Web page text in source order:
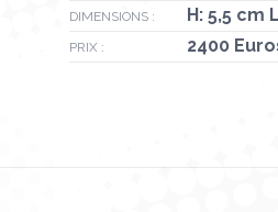
DIMENSIONS : H: 5,5 cm
PRIX : 2400